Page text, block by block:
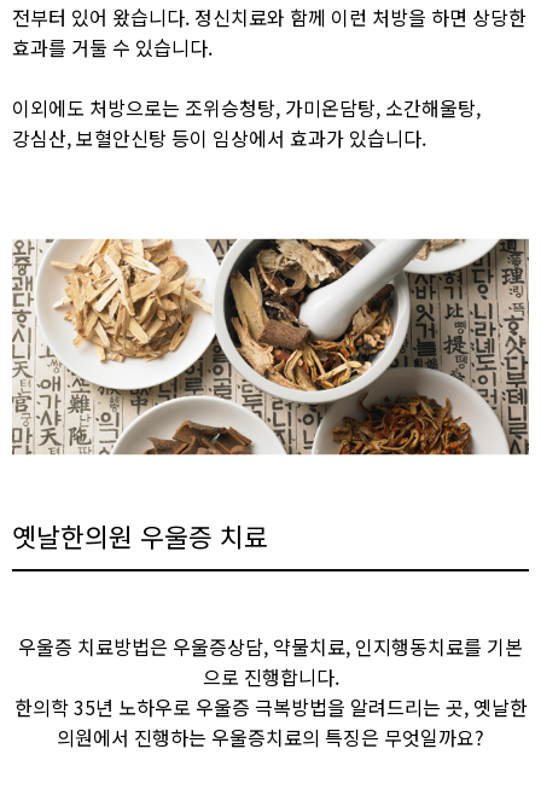
전부터 있어 왔습니다. 정신치료와 함께 이런 처방을 하면 상당한
효과를 거둘 수 있습니다.
이외에도 처방으로는 조위승청탕, 가미온담탕, 소간해울탕,
강심산, 보혈안신탕 등이 임상에서 효과가 있습니다.​
옛날한의원 우울증 치료
우울증 치료방법은 우울증상담, 약물치료, 인지행동치료를 기본
으로 진행합니다.
한의학 35년 노하우로 우울증 극복방법을 알려드리는 곳, 옛날한
의원에서 진행하는 우울증치료의 특징은 무엇일까요?​